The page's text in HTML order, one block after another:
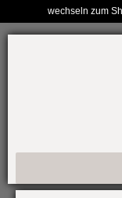
wechseln zum
Weiter